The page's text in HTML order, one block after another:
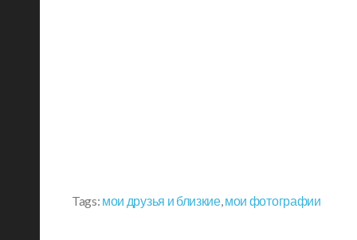
Tags: мои друзья и близкие,мои фотографии